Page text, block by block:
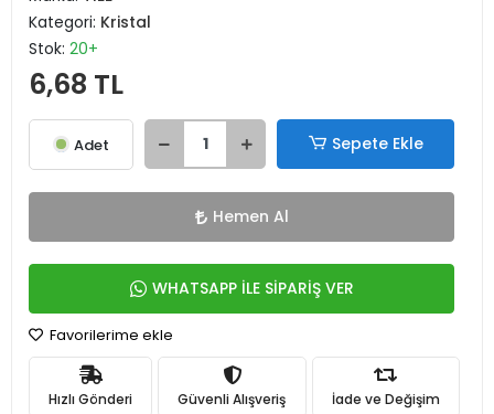
Kategori: Kristal
Stok: 20+
6,68 TL
Adet Sepete Ekle
Hemen Al
WHATSAPP İLE SİPARİŞ VER
Favorilerime ekle
Hızlı Gönderi Güvenli Alışveriş İade ve Değişim